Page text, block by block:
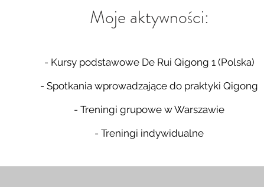
Moje aktywności:
- Kursy podstawowe De Rui Qigong 1 (Polska)
- Spotkania wprowadzające do praktyki Qigong
- Treningi grupowe w Warszawie
- Treningi indywidualne